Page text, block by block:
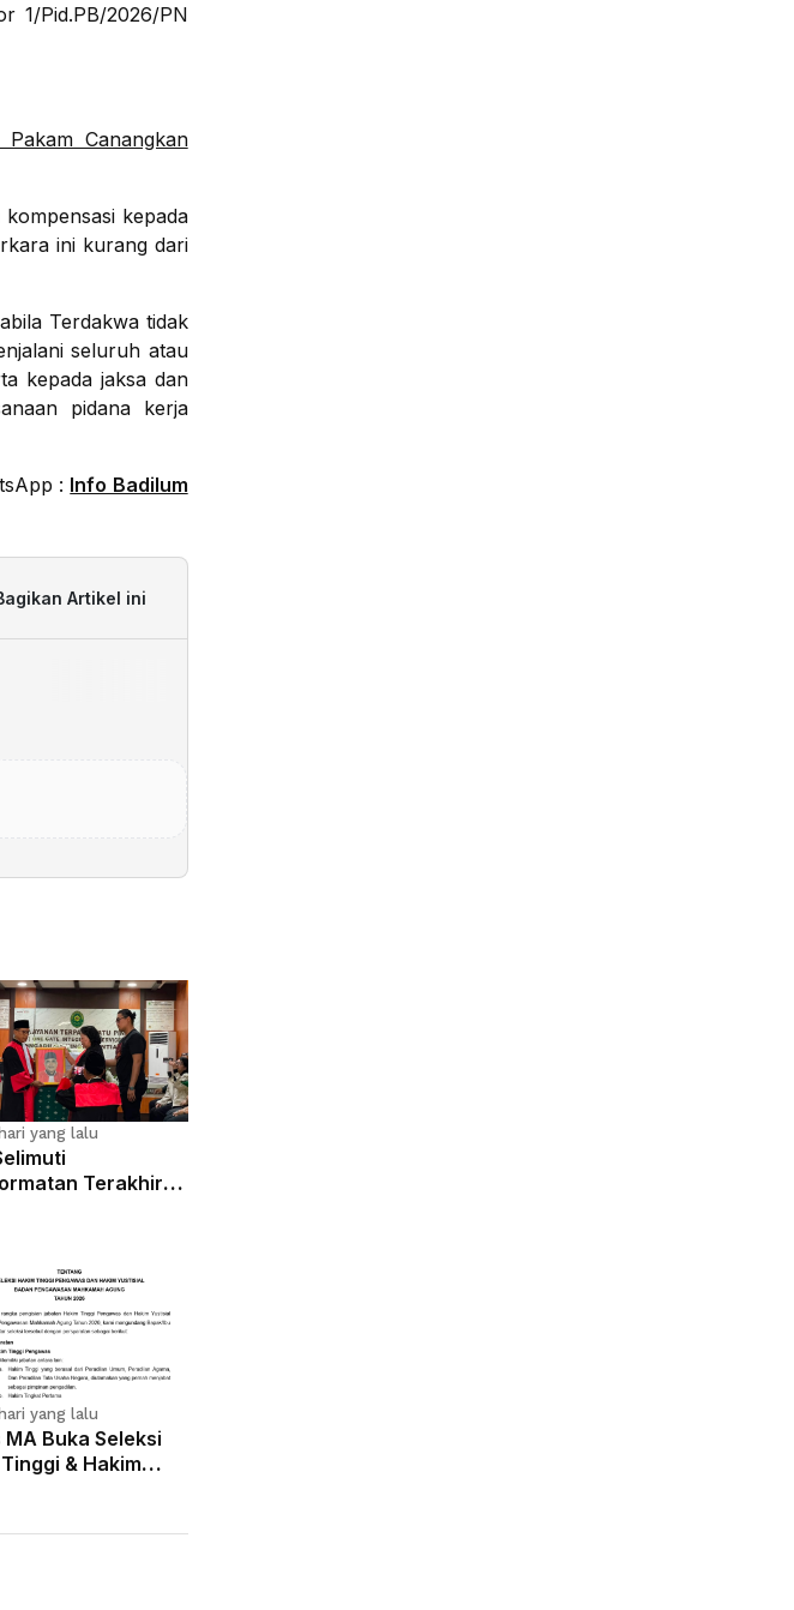
1/Pid.PB/2026/PN
Canangkan
kepada
ini kurang dari
Terdakwa tidak
seluruh atau
kepada jaksa dan
pidana kerja
: Info Badilum
Artikel ini
yang lalu
Terakhir
yang lalu
MA Buka Seleksi
& Hakim